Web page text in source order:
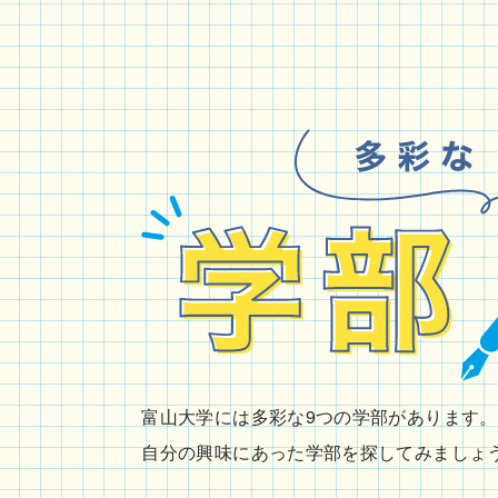
富山大学には多彩な9つの学部があります。
自分の興味にあった学部を探してみましょ